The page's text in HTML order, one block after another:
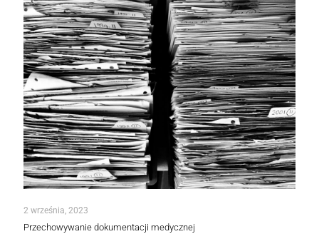
2 września, 2023
Przechowywanie dokumentacji medycznej